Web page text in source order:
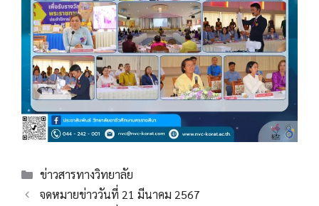
Categories
ข่าวสารทางวิทยาลัย
จดหมายข่าววันที่ 21 มีนาคม 2567